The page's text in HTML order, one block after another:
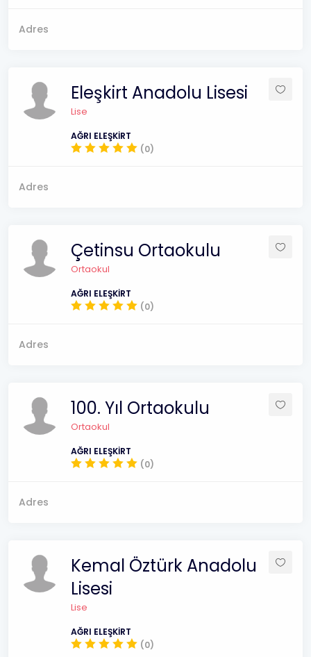
Adres
Eleşkirt Anadolu Lisesi
Lise
AĞRI ELEŞKİRT
(0)
Adres
Çetinsu Ortaokulu
Ortaokul
AĞRI ELEŞKİRT
(0)
Adres
100. Yıl Ortaokulu
Ortaokul
AĞRI ELEŞKİRT
(0)
Adres
Kemal Öztürk Anadolu
Lisesi
Lise
AĞRI ELEŞKİRT
(0)